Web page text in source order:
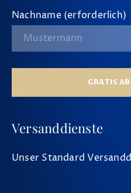
Nachname (erforderlich)
GRATIS
Versanddienste
Unser Standard